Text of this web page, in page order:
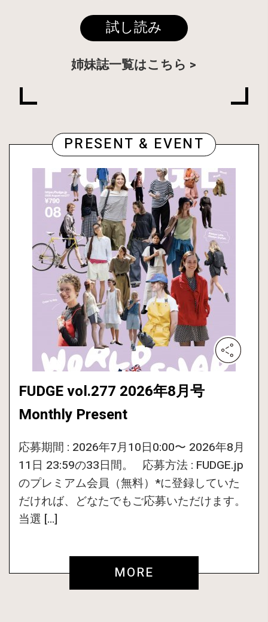
試し読み
姉妹誌一覧はこちら
PRESENT & EVENT
FUDGE vol.277 2026年8月号
Monthly Present
応募期間 : 2026年7月10日0:00〜 2026年8月
11日 23:59の33日間。 応募方法 : FUDGE.jp
のプレミアム会員（無料）*に登録していた
だければ、どなたでもご応募いただけます。
当選 […]
MORE